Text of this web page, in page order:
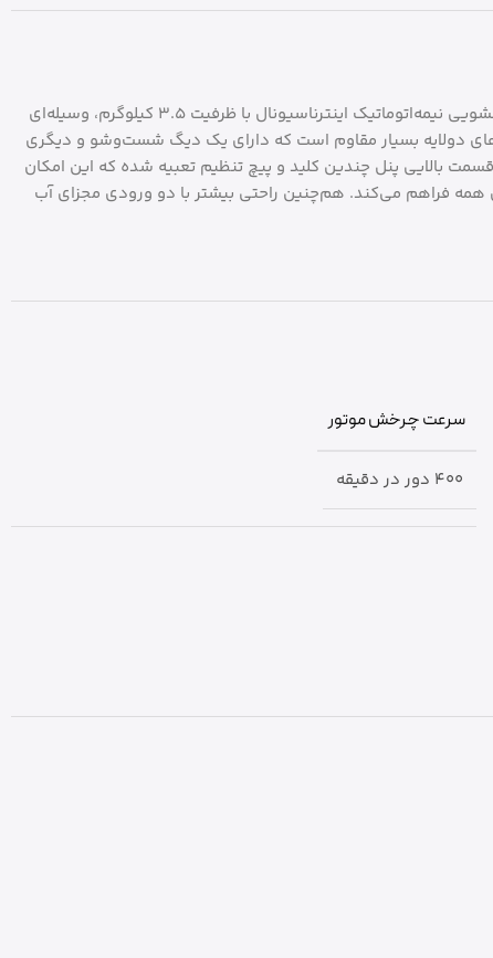
ماشین لباسشویی اینترنشنال آنیل مدل WM3500 یک ماشین لباسشویی جمع‌وجور و برای افرادی است که شست‌وشوی کمی دارند. ماشین لباسشویی نیمه‌اتوماتیک اینترناسیونال با ظرفیت 3.5 کیلوگرم، وسیله‌ای
دولایه بسیار مقاوم است که دارای یک دیگ شست‌وشو و دیگری
پنل چندین کلید و پیچ تنظیم تعبیه شده که این امکان
همه فراهم می‌کند. هم‌چنین راحتی بیشتر با دو ورودی مجزای آب
سرعت چرخش موتور
400 دور در دقیقه